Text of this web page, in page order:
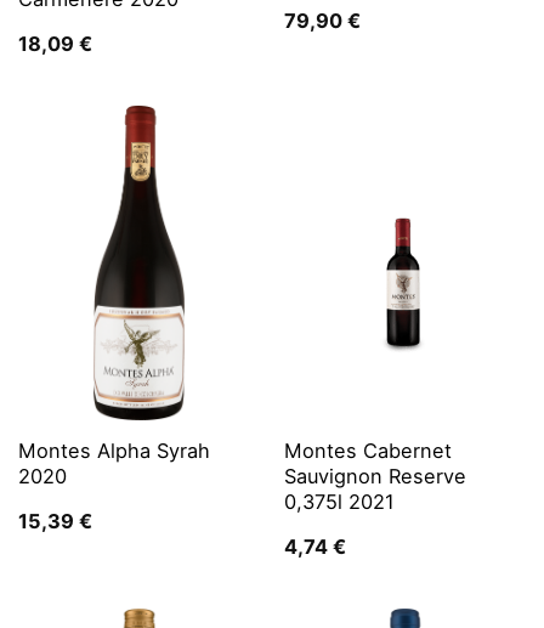
18,09 €
79,90 €
Montes Alpha Syrah
2020
15,39 €
Montes Cabernet
Sauvignon Reserve
0,375l 2021
4,74 €